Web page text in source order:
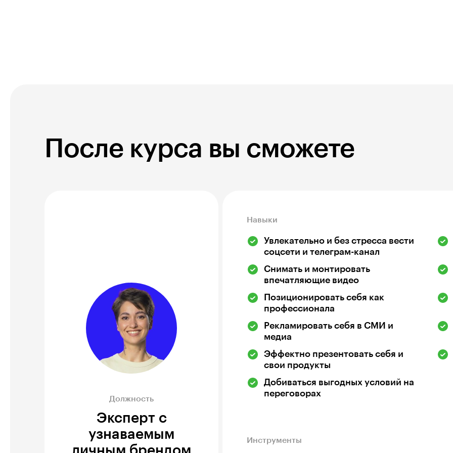
После курса вы сможете
Должность
Эксперт с
узнаваемым
Навыки
Увлекательно и без стресса вести
соцсети и телеграм-канал
Снимать и монтировать
впечатляющие видео
Позиционировать себя как
профессионала
Рекламировать себя в СМИ и
медиа
Эффектно презентовать себя и
свои продукты
Добиваться выгодных условий на
переговорах
Инструменты